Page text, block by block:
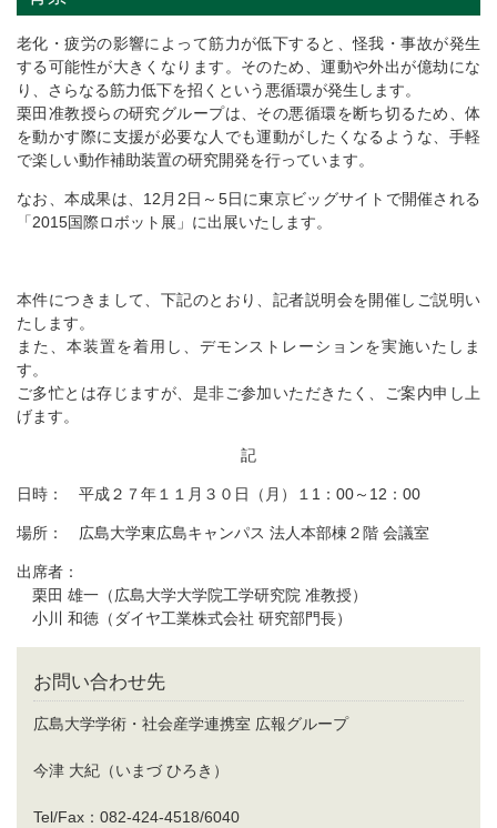
老化・疲労の影響によって筋力が低下すると、怪我・事故が発生
する可能性が大きくなります。そのため、運動や外出が億劫にな
り、さらなる筋力低下を招くという悪循環が発生します。
栗田准教授らの研究グループは、その悪循環を断ち切るため、体
を動かす際に支援が必要な人でも運動がしたくなるような、手軽
で楽しい動作補助装置の研究開発を行っています。
なお、本成果は、12月2日～5日に東京ビッグサイトで開催される
「2015国際ロボット展」に出展いたします。
本件につきまして、下記のとおり、記者説明会を開催しご説明い
たします。
また、本装置を着用し、デモンストレーションを実施いたしま
す。
ご多忙とは存じますが、是非ご参加いただきたく、ご案内申し上
げます。
記
日時： 平成２７年１１月３０日（月）１1：00～12：00
場所： 広島大学東広島キャンパス 法人本部棟２階 会議室
出席者：
栗田 雄一（広島大学大学院工学研究院 准教授）
小川 和徳（ダイヤ工業株式会社 研究部門長）
お問い合わせ先
広島大学学術・社会産学連携室 広報グループ
今津 大紀（いまづ ひろき）
Tel/Fax：082-424-4518/6040